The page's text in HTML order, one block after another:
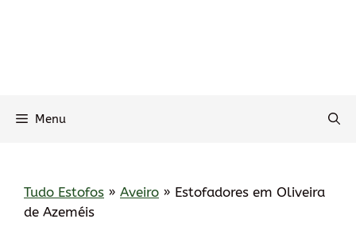
Menu
Tudo Estofos » Aveiro » Estofadores em Oliveira
de Azeméis